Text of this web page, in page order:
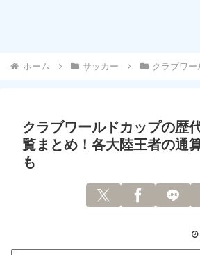
ホーム サッカー クラブワ
クラブワールドカップの歴
覧まとめ！各大陸王者の通
も